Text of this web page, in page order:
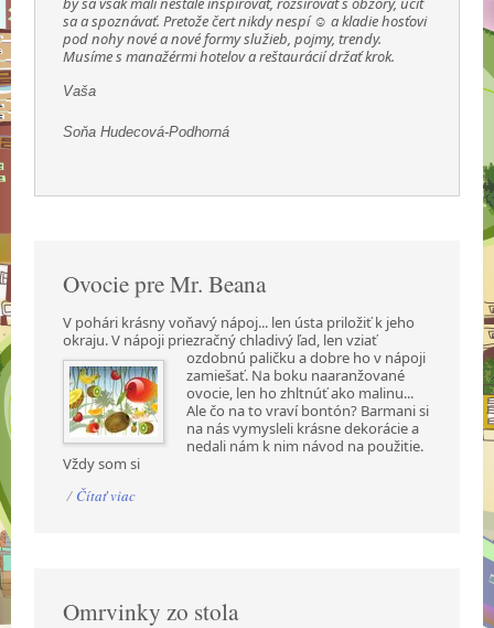
sa a spoznávať. Pretože čert nikdy nespí ☺ a kladie hosťovi
pod nohy nové a nové formy služieb, pojmy, trendy.
Musíme s manažérmi hotelov a reštaurácií držať krok.
Vaša
Soňa Hudecová-Podhorná
Ovocie pre Mr. Beana
V pohári krásny voňavý nápoj... len ústa priložiť k jeho
okraju. V nápoji priezračný chladivý ľad, len vziať
ozdobnú paličku a dobre ho v nápoji
zamiešať. Na boku naaranžované
ovocie, len ho zhltnúť ako malinu...
Ale čo na to vraví bontón? Barmani si
na nás vymysleli krásne dekorácie a
nedali nám k nim návod na použitie.
Vždy som si
/ Čítať viac
Omrvinky zo stola